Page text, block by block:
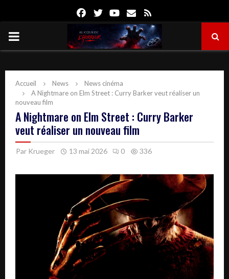
FacebookTwitterYoutube
Email
PRIMARY
Accueil News
News cinéma
A Nightmare on Elm Street : Curry Barker veut réaliser un
nouveau film
A Nightmare on Elm Street : Curry Barker
veut réaliser un nouveau film
Par Krueger 13 mai 2026 0 336